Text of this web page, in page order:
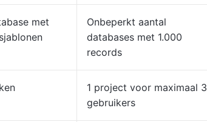
met
Onbeperkt aantal
databases met 1.000
records
1 project voor maximaal 3
gebruikers